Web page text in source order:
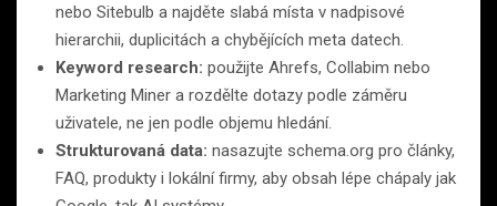
nebo Sitebulb a najděte slabá místa v nadpisové
hierarchii, duplicitách a chybějících meta datech.
Keyword research: použijte Ahrefs, Collabim nebo
Marketing Miner a rozdělte dotazy podle záměru
uživatele, ne jen podle objemu hledání.
Strukturovaná data: nasazujte schema.org pro články,
FAQ, produkty i lokální firmy, aby obsah lépe chápaly jak